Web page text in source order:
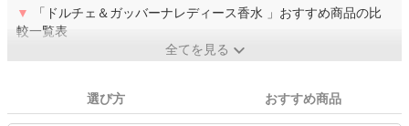
▼
「ドルチェ＆ガッバーナレディース香水 」おすすめ商品の比
較一覧表
全てを見る
選び方 おすすめ商品